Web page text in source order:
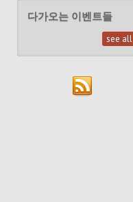
다가오는 이벤트들
see all